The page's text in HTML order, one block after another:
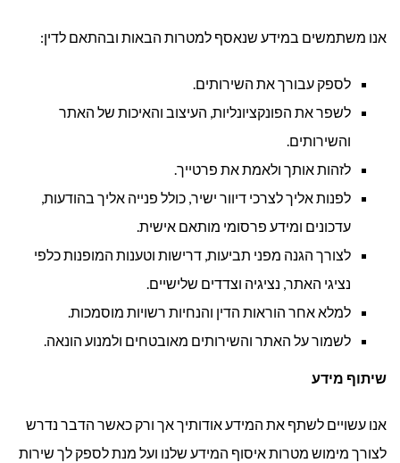
אנו משתמשים במידע שנאסף למטרות הבאות ובהתאם לדין:
לספק עבורך את השירותים.
לשפר את הפונקציונליות, העיצוב והאיכות של האתר
והשירותים.
לזהות אותך ולאמת את פרטייך.
לפנות אליך לצרכי דיוור ישיר, כולל פנייה אליך בהודעות,
עדכונים ומידע פרסומי מותאם אישית.
לצורך הגנה מפני תביעות, דרישות וטענות המופנות כלפי
נציגי האתר, נציגיה וצדדים שלישיים.
למלא אחר הוראות הדין והנחיות רשויות מוסמכות.
לשמור על האתר והשירותים מאובטחים ולמנוע הונאה.
שיתוף מידע
אנו עשויים לשתף את המידע אודותיך אך ורק כאשר הדבר נדרש
לצורך מימוש מטרות איסוף המידע שלנו ועל מנת לספק לך שירות